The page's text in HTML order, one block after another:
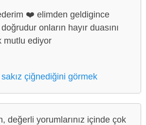
❤️ elimden geldigince
onların hayır duasını
mutlu ediyor
çiğnediğini görmek
değerli yorumlarınız içinde çok